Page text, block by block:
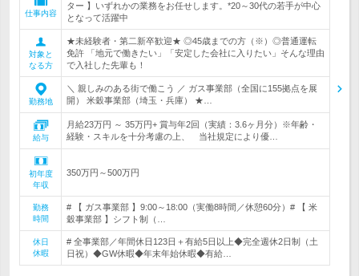
仕事内容
ター 】いずれかの業務をお任せします。*20～30代の若手が中心
となって活躍中
対象と
なる方
★未経験者・第二新卒歓迎★ ◎45歳までの方（※）◎普通運転
免許 「地元で働きたい」「安定した会社に入りたい」そんな理由
で入社した先輩も！
勤務地
＼ 親しみのある街で働こう ／ ガス事業部（全国に155拠点を展
開） 米穀事業部（埼玉・兵庫） ★…
給与
月給23万円 ～ 35万円+ 賞与年2回（実績：3.6ヶ月分）※年齢・
経験・スキルを十分考慮の上、 当社規定により優…
初年度
年収
350万円～500万円
勤務
時間
# 【 ガス事業部 】9:00～18:00（実働8時間／休憩60分）# 【 米
穀事業部 】シフト制（…
休日
休暇
# 全事業部／年間休日123日＋有給5日以上◆完全週休2日制（土
日祝）◆GW休暇◆年末年始休暇◆有給…